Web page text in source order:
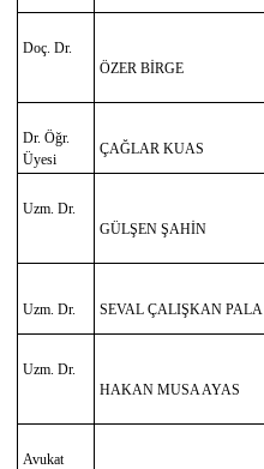
Doç. Dr.
ÖZER BİRGE
Dr. Öğr.
Üyesi
ÇAĞLAR KUAS
Uzm. Dr.
GÜLŞEN ŞAHİN
Uzm. Dr. SEVAL ÇALIŞKAN PALA
Uzm. Dr.
HAKAN MUSA AYAS
Avukat